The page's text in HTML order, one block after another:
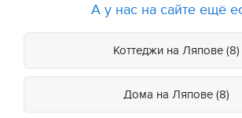
А у нас на сайте ещё
Коттеджи на Ляпове (8)
Дома на Ляпове (8)